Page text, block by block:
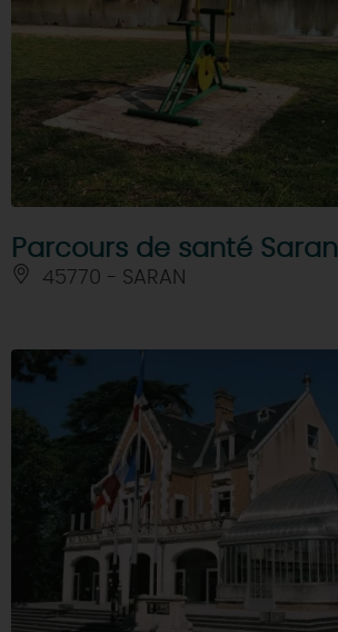
Parcours de santé Saran
45770 - SARAN